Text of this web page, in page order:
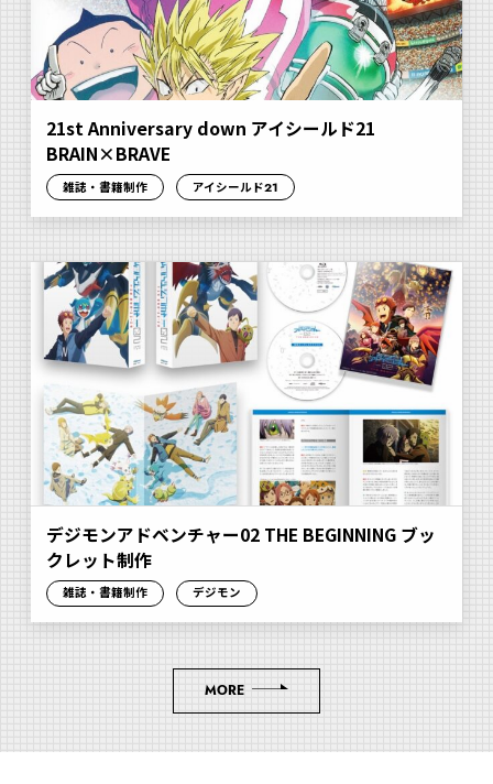
21st Anniversary down アイシールド21
BRAIN×BRAVE
雑誌・書籍制作 アイシールド21
デジモンアドベンチャー02 THE BEGINNING ブッ
クレット制作
雑誌・書籍制作 デジモン
MORE